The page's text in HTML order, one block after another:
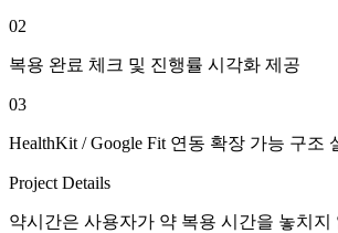
02
복용 완료 체크 및 진행률 시각화 제공
03
HealthKit / Google Fit 연동 확장 가능 구조
Project Details
약시간은 사용자가 약 복용 시간을 놓치지